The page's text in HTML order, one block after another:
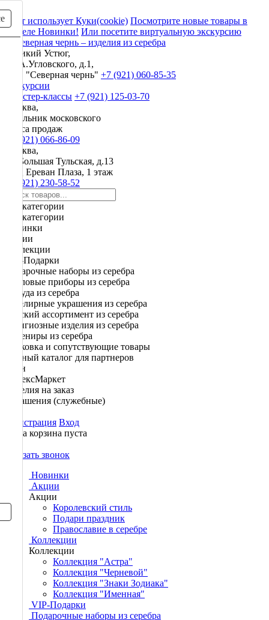
Сайт использует Куки(cookie) Посмотрите новые товары в
разделе Новинки! Или посетите виртуальную экскурсию
Великий Устюг,
ул. А.Угловского, д.1,
ЗАО "Северная чернь" +7 (921) 060-85-35
Экскурсии
и мастер-классы +7 (921) 125-03-70
Москва,
начальник московского
офиса продаж
+7 (921) 066-86-09
Москва,
ул. Большая Тульская, д.13
ТРЦ Ереван Плаза, 1 этаж
+7 (921) 230-58-52
Все категории
Все категории
Новинки
Акции
Коллекции
VIP-Подарки
Подарочные наборы из серебра
Столовые приборы из серебра
Посуда из серебра
Ювелирные украшения из серебра
Детский ассортимент из серебра
Религиозные изделия из серебра
Сувениры из серебра
Упаковка и сопутствующие товары
Полный каталог для партнеров
Озон
ЯндексМаркет
Изделия на заказ
Украшения (служебные)
Регистрация Вход
Ваша корзина пуста
Заказать звонок
Новинки
Акции
Акции
Королевский стиль
Подари праздник
Православие в серебре
Коллекции
Коллекции
Коллекция "Астра"
Коллекция "Черневой"
Коллекция "Знаки Зодиака"
Коллекция "Именная"
VIP-Подарки
Подарочные наборы из серебра